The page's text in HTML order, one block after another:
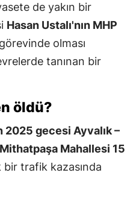
de yakın bir
Hasan Ustalı'nın MHP
görevinde olması
tanınan bir
öldü?
2025 gecesi Ayvalık –
Mahallesi 15
trafik kazasında